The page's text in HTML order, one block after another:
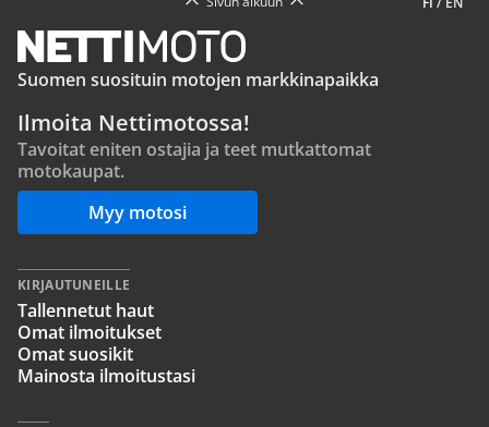
Suomen suosituin motojen markkinapaikka
Ilmoita Nettimotossa!
Tavoitat eniten ostajia ja teet mutkattomat
motokaupat.
Myy motosi
KIRJAUTUNEILLE
Tallennetut haut
Omat ilmoitukset
Omat suosikit
Mainosta ilmoitustasi